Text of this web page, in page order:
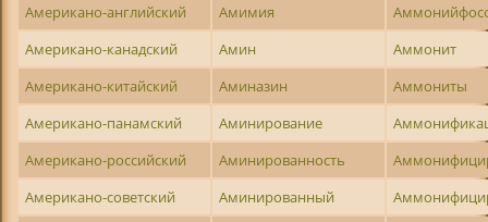
Американо-английский
Амимия
Американо-канадский
Амин
Аммонит
Американо-китайский
Аминазин
Аммониты
Американо-панамский
Аминирование
Американо-российский
Аминированность
Американо-советский
Аминированный